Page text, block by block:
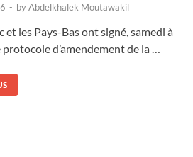
- byAbdelkhalek Moutawakil
et les Pays-Bas ont signé, samedi à
protocole d’amendement de la …